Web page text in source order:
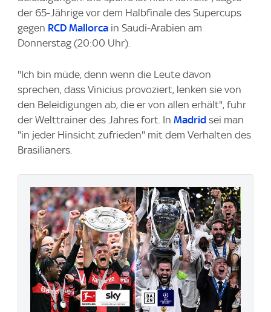
der 65-Jährige vor dem Halbfinale des Supercups
gegen RCD Mallorca in Saudi-Arabien am
Donnerstag (20:00 Uhr).
"Ich bin müde, denn wenn die Leute davon
sprechen, dass Vinicius provoziert, lenken sie von
den Beleidigungen ab, die er von allen erhält", fuhr
der Welttrainer des Jahres fort. In Madrid sei man
"in jeder Hinsicht zufrieden" mit dem Verhalten des
Brasilianers.